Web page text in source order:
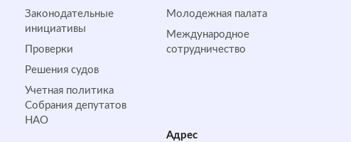
Законодательные
инициативы
Проверки
Решения судов
Учетная политика
Собрания депутатов
НАО
Молодежная палата
Международное
сотрудничество
Адрес